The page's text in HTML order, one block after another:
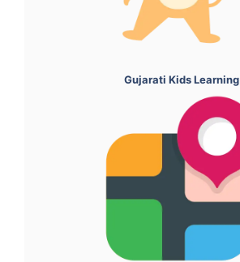
Gujarati Kids Learning